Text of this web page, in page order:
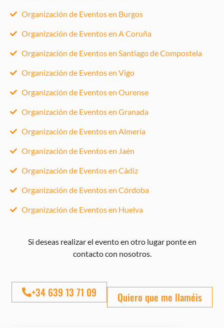
Organización de Eventos en Burgos
Organización de Eventos en A Coruña
Organización de Eventos en Santiago de Compostela
Organización de Eventos en Vigo
Organización de Eventos en Ourense
Organización de Eventos en Granada
Organización de Eventos en Almería
Organización de Eventos en Jaén
Organización de Eventos en Cádiz
Organización de Eventos en Córdoba
Organización de Eventos en Huelva
Si deseas realizar el evento en otro lugar ponte en
contacto con nosotros.
+34 639 13 71 09 Quiero que me llaméis